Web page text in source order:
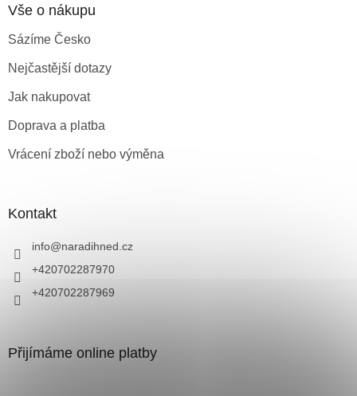
Vše o nákupu
Sázíme Česko
Nejčastější dotazy
Jak nakupovat
Doprava a platba
Vrácení zboží nebo výměna
Kontakt
info@naradihned.cz
+420702287970
+420702287969
Přijímáme online platby